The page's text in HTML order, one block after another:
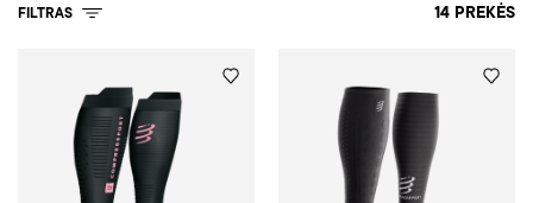
FILTRAS 14 PREKĖS